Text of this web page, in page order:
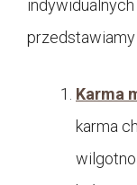
Karma
karma